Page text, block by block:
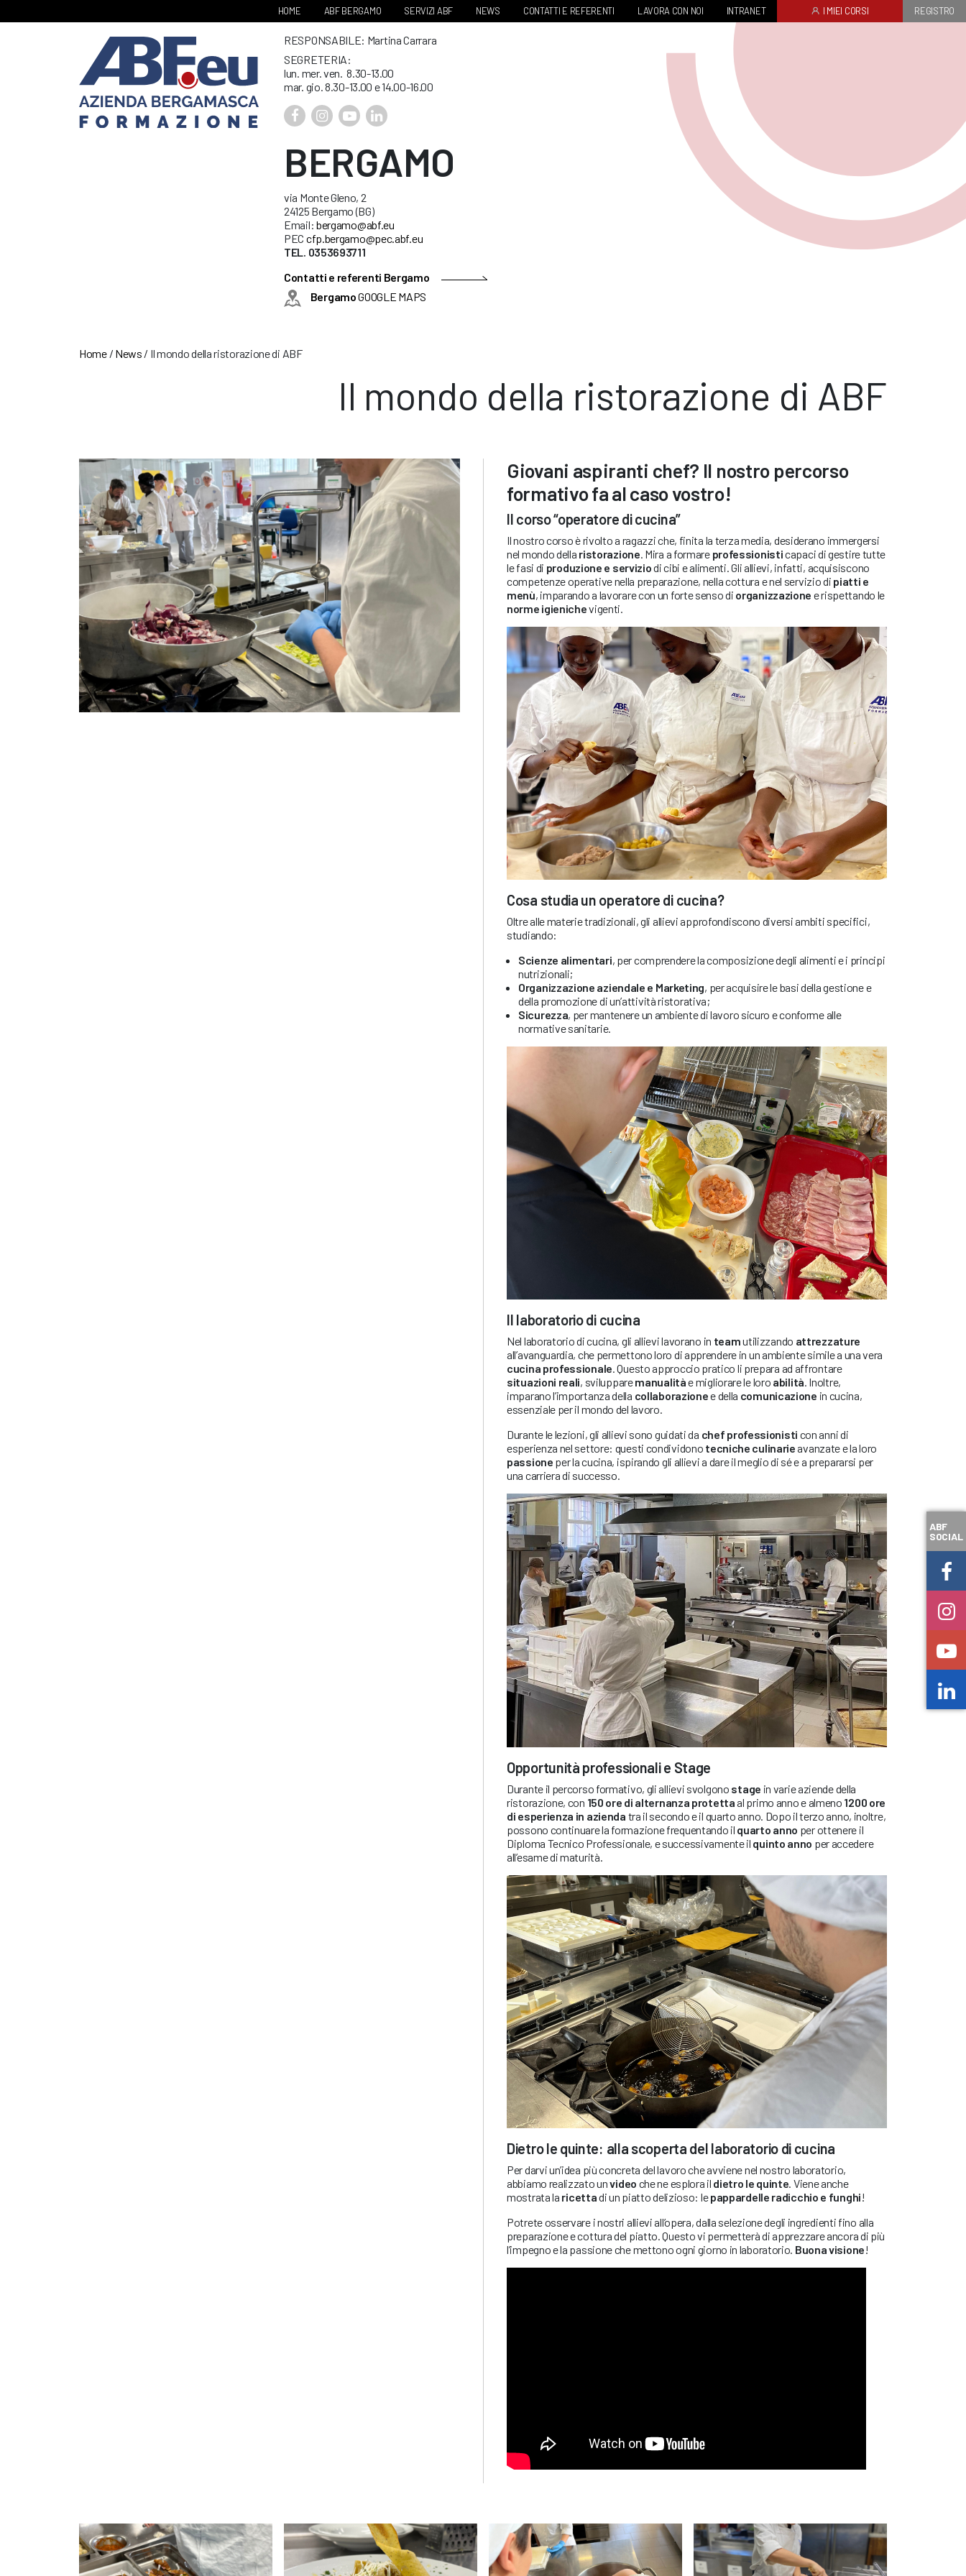
HOME ABF BERGAMO SERVIZI ABF NEWS CONTATTI E REFERENTI LAVORA CON NOI INTRANET I MIEI CORSI REGISTRO
RESPONSABILE: Martina Carrara
SEGRETERIA:
lun. mer. ven. 8.30-13.00
mar. gio. 8.30-13.00 e 14.00-16.00
BERGAMO
via Monte Gleno, 2
24125 Bergamo (BG)
Email: bergamo@abf.eu
PEC cfp.bergamo@pec.abf.eu
TEL. 0353693711
Contatti e referenti Bergamo
BergamoGOOGLE MAPS
Home/ News / Il mondo della ristorazione di ABF
Il mondo della ristorazione di ABF
Giovani aspiranti chef? Il nostro percorso
formativo fa al caso vostro!
Il corso “operatore di cucina”
Il nostro corso è rivolto a ragazzi che, finita la terza media, desiderano immergersi
nel mondo della ristorazione . Mira a formare professionisticapaci di gestire tutte
le fasi di produzione e serviziodi cibi e alimenti. Gli allievi, infatti, acquisiscono
competenze operative nella preparazione, nella cottura e nel servizio di piatti e
menù, imparando a lavorare con un forte senso di organizzazione e rispettando le
norme igienichevigenti.
Cosa studia un operatore di cucina?
Oltre alle materie tradizionali, gli allievi approfondiscono diversi ambiti specifici,
studiando:
Scienze alimentari, per comprendere la composizione degli alimenti e i principi
nutrizionali;
Organizzazione aziendale e Marketing, per acquisire le basi della gestione e
della promozione di un’attività ristorativa;
Sicurezza, per mantenere un ambiente di lavoro sicuro e conforme alle
normative sanitarie.
Il laboratorio di cucina
Nel laboratorio di cucina, gli allievi lavorano in teamutilizzando attrezzature
all’avanguardia, che permettono loro di apprendere in un ambiente simile a una vera
cucina professionale. Questo approccio pratico li prepara ad affrontare
situazioni reali, svilupparemanualitàe migliorare le loro abilità. Inoltre,
imparano l’importanza della collaborazionee della comunicazione in cucina,
essenziale per il mondo del lavoro.
Durante le lezioni, gli allievi sono guidati da chef professionisti con anni di
esperienza nel settore: questi condividono tecniche culinarieavanzate e la loro
passione per la cucina, ispirando gli allievi a dare il meglio di sé e a prepararsi per
una carriera di successo.
Opportunità professionali e Stage
Durante il percorso formativo, gli allievi svolgono stage in varie aziende della
ristorazione, con 150 ore di alternanza protettaal primo anno e almeno 1200 ore
di esperienza in azienda tra il secondo e il quarto anno. Dopo il terzo anno, inoltre,
possono continuare la formazione frequentando il quarto anno per ottenere il
Diploma Tecnico Professionale, e successivamente il quinto anno per accedere
all’esame di maturità.
Dietro le quinte: alla scoperta del laboratorio di cucina
Per darvi un’idea più concreta del lavoro che avviene nel nostro laboratorio,
abbiamo realizzato unvideo che ne esplora il dietro le quinte. Viene anche
mostrata la ricettadi un piatto delizioso: lepappardelle radicchio e funghi!
Potrete osservare i nostri allievi all’opera, dalla selezione degli ingredienti fino alla
preparazione e cottura del piatto. Questo vi permetterà di apprezzare ancora di più
l’impegno e la passione che mettono ogni giorno in laboratorio. Buona visione!
ABF
SOCIAL